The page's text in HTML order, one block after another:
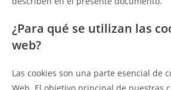
¿Para qué se utilizan las
web?
Las cookies son una parte esencial de